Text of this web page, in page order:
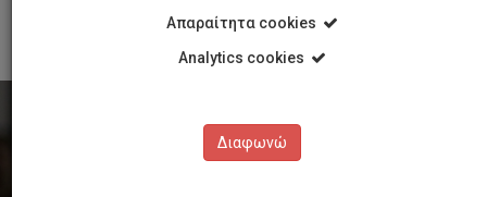
Απαραίτητα cookies
Analytics cookies
Διαφωνώ